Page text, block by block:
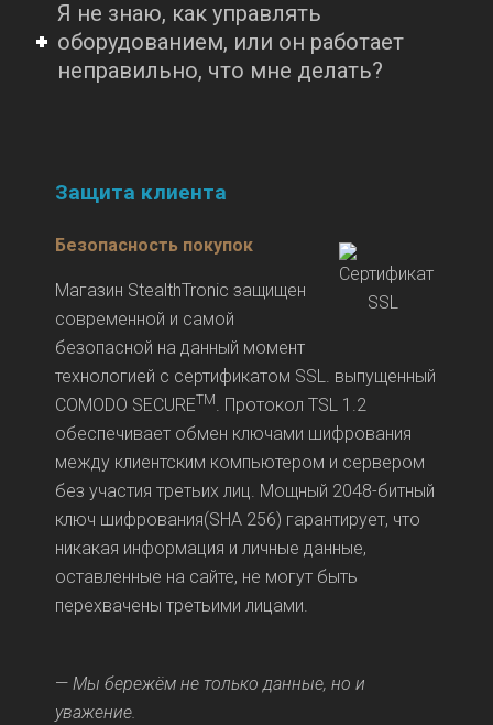
Я не знаю, как управлять
оборудованием, или он работает
неправильно, что мне делать?
Защита клиента
Безопасность покупок
Магазин StealthTronic защищен
современной и самой
безопасной на данный момент
технологией с сертификатом SSL. выпущенный
COMODO SECURETM. Протокол TSL 1.2
обеспечивает обмен ключами шифрования
между клиентским компьютером и сервером
без участия третьих лиц. Мощный 2048-битный
ключ шифрования(SHA 256) гарантирует, что
никакая информация и личные данные,
оставленные на сайте, не могут быть
перехвачены третьими лицами.
— Мы бережём не только данные, но и
уважение.